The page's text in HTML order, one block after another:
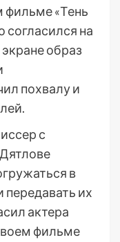
фильме «Тень
согласился на
образ
похвалу и
с
в
передавать их
актера
фильме